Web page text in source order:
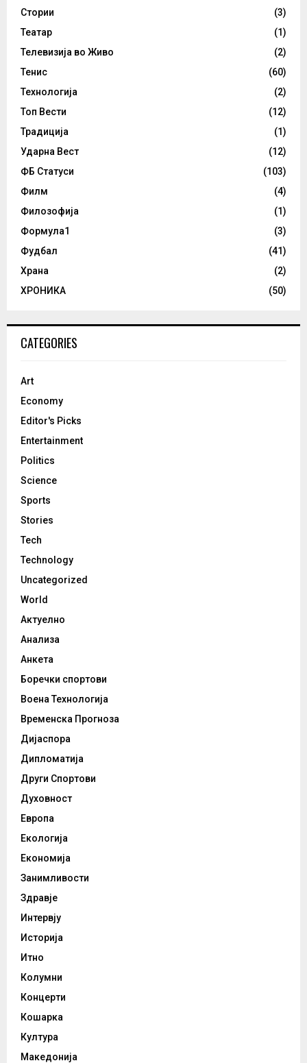
Стории
(3)
Театар
(1)
Телевизија во Живо
(2)
Тенис
(60)
Технологија
(2)
Топ Вести
(12)
Традиција
(1)
Ударна Вест
(12)
ФБ Статуси
(103)
Филм
(4)
Филозофија
(1)
Формула1
(3)
Фудбал
(41)
Храна
(2)
ХРОНИКА
(50)
CATEGORIES
Art
Economy
Editor's Picks
Entertainment
Politics
Science
Sports
Stories
Tech
Technology
Uncategorized
World
Актуелно
Анализа
Анкета
Боречки спортови
Воена Технологија
Временска Прогноза
Дијаспора
Дипломатија
Други Спортови
Духовност
Европа
Екологија
Економија
Занимливости
Здравје
Интервју
Историја
Итно
Колумни
Концерти
Кошарка
Култура
Македонија